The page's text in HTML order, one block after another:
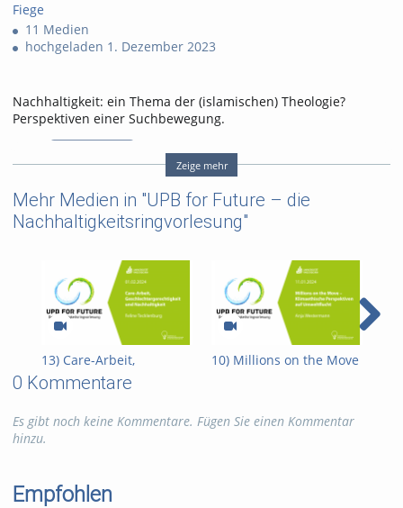
Fiege
11 Medien
hochgeladen 1. Dezember 2023
Nachhaltigkeit: ein Thema der (islamischen) Theologie?
Perspektiven einer Suchbewegung.
Kategorien: Fakultäten,
Veranstaltungen,Sonstiges,
Informatik und Mathematik,
Fakultät für Maschinenbau
Fakultät für
Naturwissenschaften,Fakultät
für Wirtschaftswissenschaften
Kulturwissenschaften
Zeige mehr
Mehr Medien in "UPB for Future – die
Nachhaltigkeitsringvorlesung"
13) Care-Arbeit,
Geschlechtergerechtigkeit
und Nachhaltigkeit
10) Millions on the Move
0 Kommentare
Es gibt noch keine Kommentare. Fügen Sie einen Kommentar
hinzu.
Empfohlen